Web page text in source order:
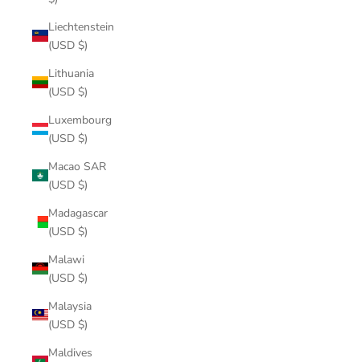
Liechtenstein
(USD $)
Lithuania
(USD $)
Luxembourg
(USD $)
Macao SAR
(USD $)
Madagascar
(USD $)
Malawi
(USD $)
Malaysia
(USD $)
Maldives